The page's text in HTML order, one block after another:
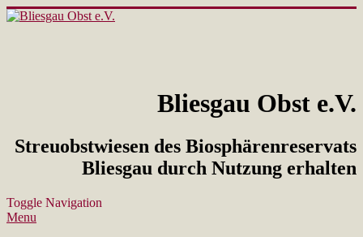
Bliesgau Obst e.V.
Streuobstwiesen des Biosphärenreservats
Bliesgau durch Nutzung erhalten
Toggle Navigation
Menu